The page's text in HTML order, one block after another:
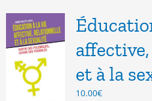
et à la
10.00€